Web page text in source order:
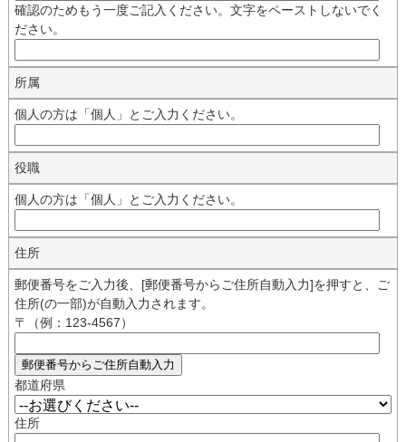
確認のためもう一度ご記入ください。文字をペーストしないでく
ださい。
所属
個人の方は「個人」とご入力ください。
役職
個人の方は「個人」とご入力ください。
住所
郵便番号をご入力後、[郵便番号からご住所自動入力]を押すと、ご
住所(の一部)が自動入力されます。
〒（例：123-4567）
都道府県
住所